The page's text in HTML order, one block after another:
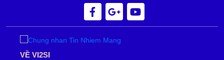
VỀ VI2SI